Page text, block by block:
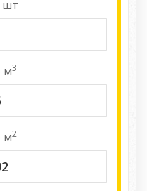
шт
м3
м2